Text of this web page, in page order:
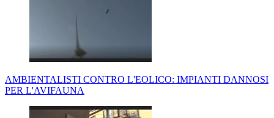
AMBIENTALISTI CONTRO L'EOLICO: IMPIANTI DANNOSI
PER L'AVIFAUNA